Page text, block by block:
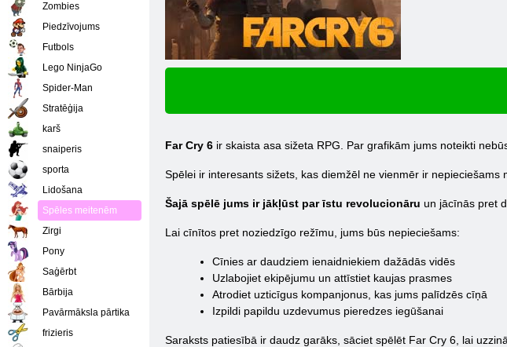
Far Cry 6 ir skaista asa sižeta RPG. Par grafikām jums noteikti
Spēlei ir interesants sižets, kas diemžēl ne vienmēr ir nepieciešams
Šajā spēlē jums ir jākļūst par īstu revolucionāru un jācīnās pret
Lai cīnītos pret noziedzīgo režīmu, jums būs nepieciešams:
Cīnies ar daudziem ienaidniekiem dažādās vidēs
Uzlabojiet ekipējumu un attīstiet kaujas prasmes
Atrodiet uzticīgus kompanjonus, kas jums palīdzēs cīņā
Izpildi papildu uzdevumus pieredzes iegūšanai
Saraksts patiesībā ir daudz garāks, sāciet spēlēt Far Cry 6, lai
Zombies
Piedzīvojums
Futbols
Lego NinjaGo
Spider-Man
Stratēģija
karš
snaiperis
sporta
Lidošana
Spēles meitenēm
Zirgi
Pony
Saģērbt
Bārbija
Pavārmāksla pārtika
frizieris